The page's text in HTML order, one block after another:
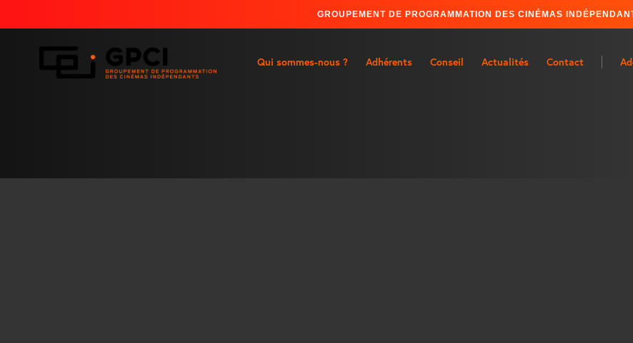
GROUPEMENT DE PROGRAMMATION DES CINÉMAS
Qui sommes-nous ? Adhérents Conseil Actualités Contact